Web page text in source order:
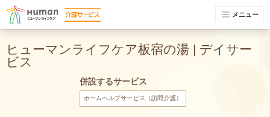
メニュー
ヒューマンライフケア板宿の湯 | デイサー
ビス
併設するサービス
ホームヘルプサービス（訪問介護）